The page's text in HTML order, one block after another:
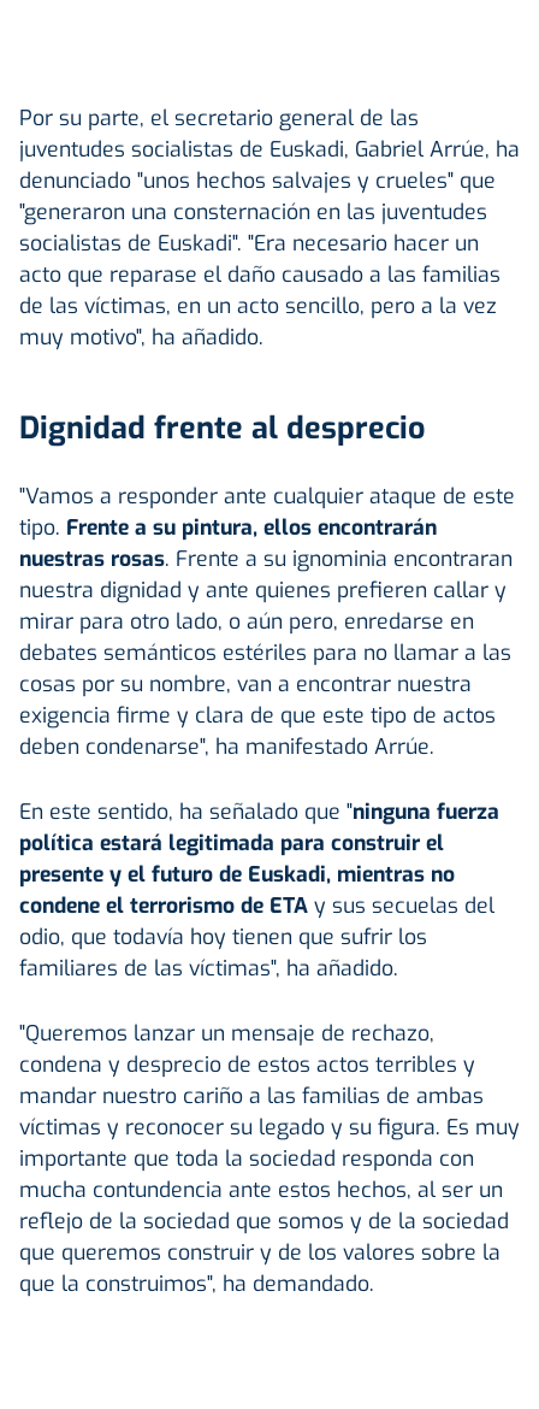
Por su parte, el secretario general de las
juventudes socialistas de Euskadi, Gabriel Arrúe, ha
denunciado "unos hechos salvajes y crueles" que
"generaron una consternación en las juventudes
socialistas de Euskadi". "Era necesario hacer un
acto que reparase el daño causado a las familias
de las víctimas, en un acto sencillo, pero a la vez
muy motivo", ha añadido.
Dignidad frente al desprecio
"Vamos a responder ante cualquier ataque de este
tipo. Frente a su pintura, ellos encontrarán
nuestras rosas. Frente a su ignominia encontraran
nuestra dignidad y ante quienes prefieren callar y
mirar para otro lado, o aún pero, enredarse en
debates semánticos estériles para no llamar a las
cosas por su nombre, van a encontrar nuestra
exigencia firme y clara de que este tipo de actos
deben condenarse", ha manifestado Arrúe.
En este sentido, ha señalado que "ninguna fuerza
política estará legitimada para construir el
presente y el futuro de Euskadi, mientras no
condene el terrorismo de ETA y sus secuelas del
odio, que todavía hoy tienen que sufrir los
familiares de las víctimas", ha añadido.
"Queremos lanzar un mensaje de rechazo,
condena y desprecio de estos actos terribles y
mandar nuestro cariño a las familias de ambas
víctimas y reconocer su legado y su figura. Es muy
importante que toda la sociedad responda con
mucha contundencia ante estos hechos, al ser un
reflejo de la sociedad que somos y de la sociedad
que queremos construir y de los valores sobre la
que la construimos", ha demandado.